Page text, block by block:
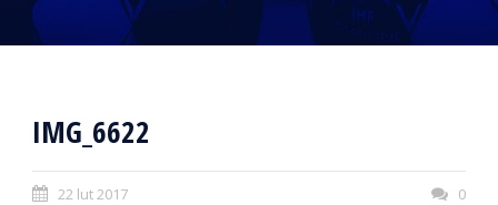
IMG_6622
22 lut 2017 0